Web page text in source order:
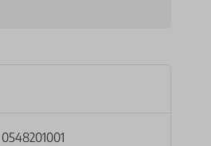
0548201001